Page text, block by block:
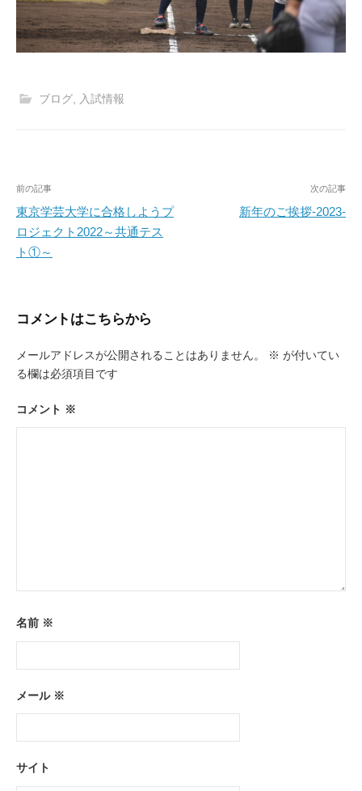
ブログ, 入試情報
投
稿
ナ
ビ
ー
ョ
前の記事
東京学芸大学に合格しようプ
ロジェクト2022～共通テス
ト①～
次の記事
新年のご挨拶-2023-
コメントはこちらから
メールアドレスが公開されることはありません。 ※ が付いてい
る欄は必須項目です
コメント ※
名前 ※
メール ※
サイト